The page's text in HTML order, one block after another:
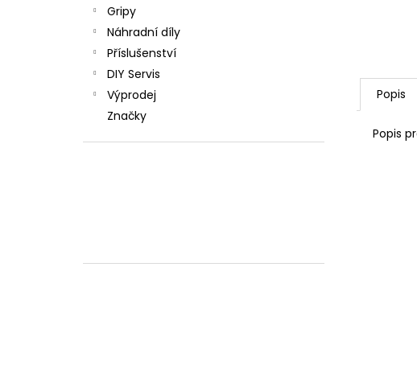
Gripy
Náhradní díly
Příslušenství
DIY Servis
Výprodej
Značky
Popis
Popis